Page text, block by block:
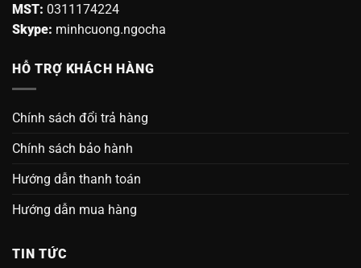
MST: 0311174224
Skype: minhcuong.ngocha
HỖ TRỢ KHÁCH HÀNG
Chính sách đổi trả hàng
Chính sách bảo hành
Hướng dẫn thanh toán
Hướng dẫn mua hàng
TIN TỨC